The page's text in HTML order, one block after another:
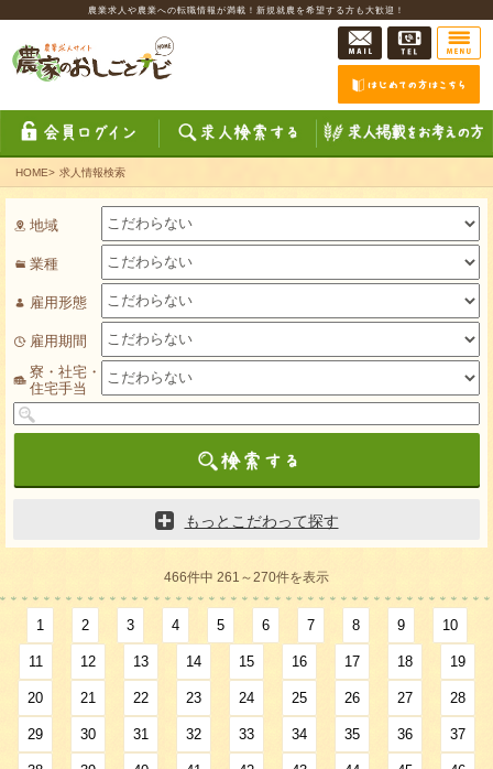
農業求人や農業への転職情報が満載！新規就農を希望する方も大歓迎！
HOME> 求人情報検索
地域
業種
雇用形態
雇用期間
寮・社宅・
住宅手当
もっとこだわって探す
466件中 261～270件を表示
1 2 3 4 5 6 7 8 9 10
11 12 13 14 15 16 17 18 19
20 21 22 23 24 25 26 27 28
29 30 31 32 33 34 35 36 37